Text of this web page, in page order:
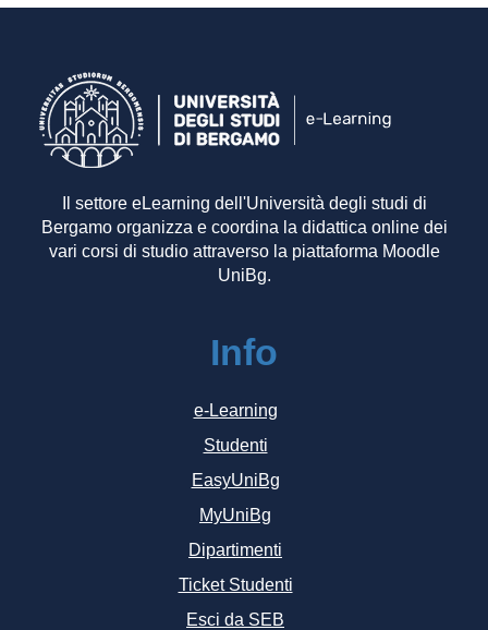
Il settore eLearning dell'Università degli studi di
Bergamo organizza e coordina la didattica online dei
vari corsi di studio attraverso la piattaforma Moodle
UniBg.
Info
e-Learning
Studenti
EasyUniBg
MyUniBg
Dipartimenti
Ticket Studenti
Esci da SEB